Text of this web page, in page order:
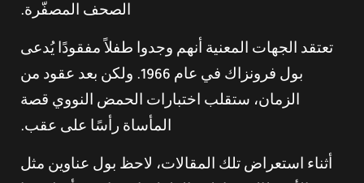
الصحف المصفّرة.
تعتقد الجهات المعنية أنهم وجدوا طفلاً مفقودًا يُدعى
بول فرونزاك في عام 1966. ولكن بعد عقود من
الزمان، ستقلب اختبارات الحمض النووي قصة
المأساة رأسًا على عقب.
أثناء استعراض تلك المقالات، لاحظ بول عناوين مثل